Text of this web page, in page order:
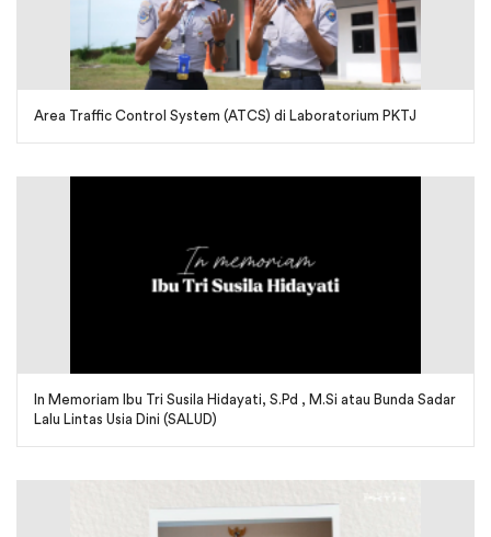
Area Traffic Control System (ATCS) di Laboratorium PKTJ
In Memoriam Ibu Tri Susila Hidayati, S.Pd , M.Si atau Bunda Sadar
Lalu Lintas Usia Dini (SALUD)